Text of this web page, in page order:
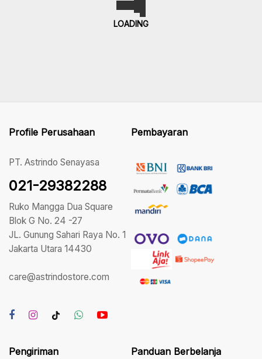
LOADING
Profile Perusahaan
PT. Astrindo Senayasa
021-29382288
Ruko Mangga Dua Square
Blok G No. 24 -27
JL. Gunung Sahari Raya No. 1
Jakarta Utara 14430
care@astrindostore.com
Pembayaran
Pengiriman Panduan Berbelanja